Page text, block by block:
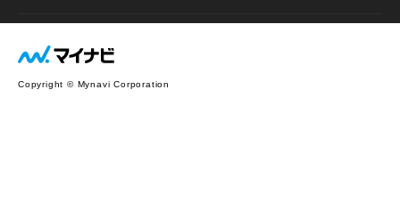
Copyright © Mynavi Corporation